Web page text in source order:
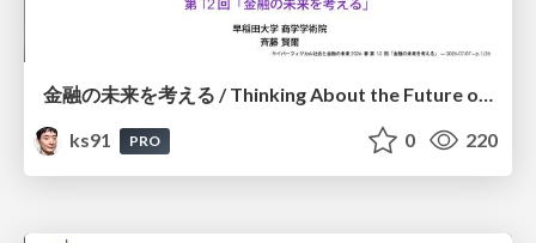
金融の未来を考える / Thinking About the Future of Finance
ks91
PRO 0 220